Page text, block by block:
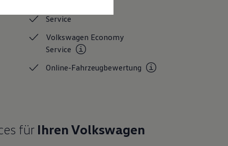
Service
Volkswagen Economy
Service
Online-Fahrzeugbewertung
für IhrenVolkswagen